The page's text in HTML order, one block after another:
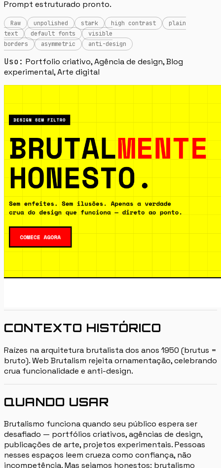
Prompt estruturado pronto.
Raw unpolished stark high contrast
plain
text
default fonts
visible
borders
asymmetric anti-design
Uso: Portfolio criativo, Agência de design, Blog
experimental, Arte digital
CONTEXTO HISTÓRICO
Raízes na arquitetura brutalista dos anos 1950 (brutus =
bruto). Web Brutalism rejeita ornamentação, celebrando
crua funcionalidade e anti-design.
QUANDO USAR
Brutalismo funciona quando seu público espera ser
desafiado — portfólios criativos, agências de design,
publicações de arte, projetos experimentais. Pessoas
nesses espaços leem crueza como confiança, não
incompetência. Mas sejamos honestos: brutalismo